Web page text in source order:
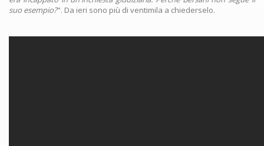
suo esempio?". Da ieri sono più di ventimila a chiederselo.